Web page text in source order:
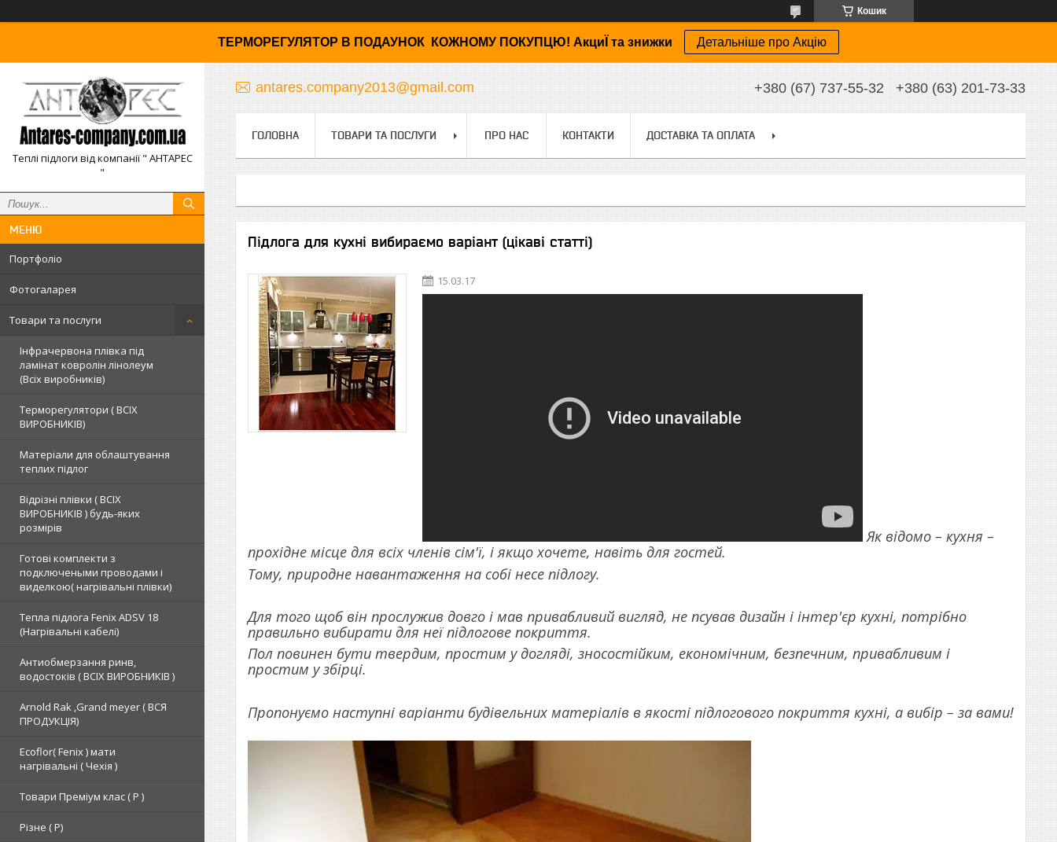
Кошик
ТЕРМОРЕГУЛЯТОР В ПОДАУНОК КОЖНОМУ ПОКУПЦЮ! АкциЇ та знижки Детальніше про Акцію
Теплі підлоги від компанії " АНТАРЕС
"
Портфоліо
Фотогаларея
Товари та послуги
Інфрачервона плівка під
ламінат ковролін лінолеум
(Всіх виробників)
Терморегулятори ( ВСІХ
ВИРОБНИКІВ)
Матеріали для облаштування
теплих підлог
Відрізні плівки ( ВСІХ
ВИРОБНИКІВ ) будь-яких
розмірів
Готові комплекти з
подключеными проводами і
виделкою( нагрівальні плівки)
Тепла підлога Fenix ADSV 18
(Нагрівальні кабелі)
Антиобмерзання ринв,
водостоків ( ВСІХ ВИРОБНИКІВ )
Arnold Rak ,Grand meyer ( ВСЯ
ПРОДУКЦІЯ)
Ecoflor( Fenix ) мати
нагрівальні ( Чехія )
Товари Преміум клас ( Р )
Різне ( Р)
antares.company2013@gmail.com +380 (67) 737-55-32 +380 (63) 201-73-33
ГОЛОВНА ТОВАРИ ТА ПОСЛУГИ ПРО НАС КОНТАКТИ ДОСТАВКА ТА ОПЛАТА
Підлога для кухні вибираємо варіант (цікаві статті)
15.03.17
Як відомо – кухня –
прохідне місце для всіх членів сім'ї, і якщо хочете, навіть для гостей.
Тому, природне навантаження на собі несе підлогу.
Для того щоб він прослужив довго і мав привабливий вигляд, не псував дизайн і інтер'єр кухні, потрібно
правильно вибирати для неї підлогове покриття.
Пол повинен бути твердим, простим у догляді, зносостійким, економічним, безпечним, привабливим і
простим у збірці.
Пропонуємо наступні варіанти будівельних матеріалів в якості підлогового покриття кухні, а вибір – за вами!